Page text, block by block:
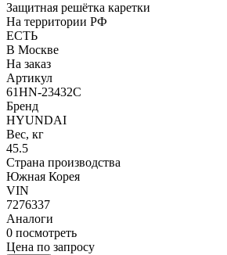
Защитная решётка каретки
На территории РФ
ЕСТЬ
В Москве
На заказ
Артикул
61HN-23432C
Бренд
HYUNDAI
Вес, кг
45.5
Страна производства
Южная Корея
VIN
7276337
Аналоги
0 посмотреть
Цена по запросу